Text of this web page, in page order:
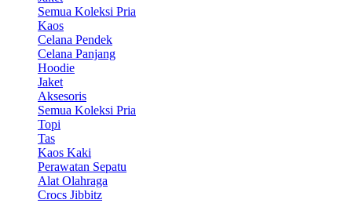
Semua Koleksi Pria
Kaos
Celana Pendek
Celana Panjang
Hoodie
Jaket
Aksesoris
Semua Koleksi Pria
Topi
Tas
Kaos Kaki
Perawatan Sepatu
Alat Olahraga
Crocs Jibbitz